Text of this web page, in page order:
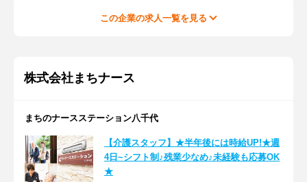
この企業の求人一覧を見る
株式会社まちナース
まちのナースステーション八千代
【介護スタッフ】★半年後には時給UP!★週
4日~シフト制♪残業少なめ♪未経験も応募OK
★